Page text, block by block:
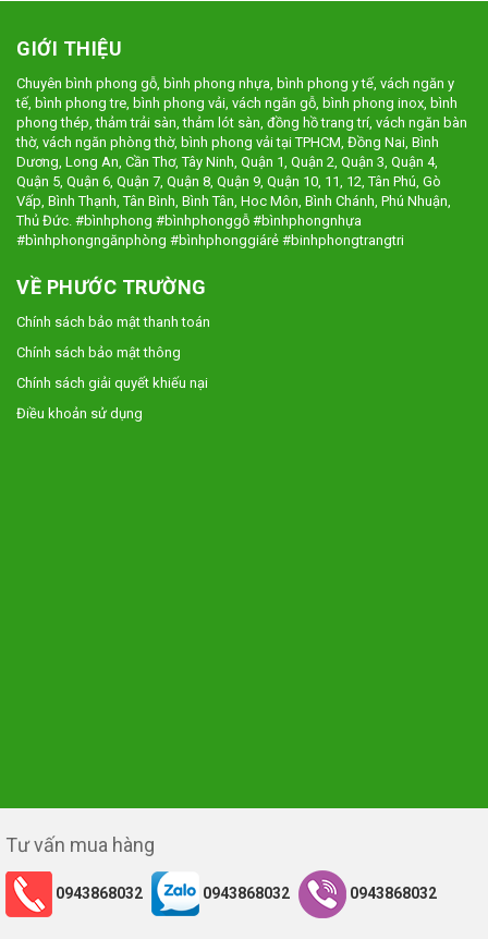
GIỚI THIỆU
Chuyên bình phong gỗ, bình phong nhựa, bình phong y tế, vách ngăn y
tế, bình phong tre, bình phong vải, vách ngăn gỗ, bình phong inox, bình
phong thép, thảm trải sàn, thảm lót sàn, đồng hồ trang trí, vách ngăn bàn
thờ, vách ngăn phòng thờ, bình phong vải tại TPHCM, Đồng Nai, Bình
Dương, Long An, Cần Thơ, Tây Ninh, Quận 1, Quận 2, Quận 3, Quận 4,
Quận 5, Quận 6, Quận 7, Quận 8, Quận 9, Quận 10, 11, 12, Tân Phú, Gò
Vấp, Bình Thạnh, Tân Bình, Bình Tân, Hoc Môn, Bình Chánh, Phú Nhuận,
Thủ Đức. #bìnhphong #bìnhphonggỗ #bìnhphongnhựa
#bìnhphongngănphòng #bìnhphonggiárẻ #binhphongtrangtri
VỀ PHƯỚC TRƯỜNG
Chính sách bảo mật thanh toán
Chính sách bảo mật thông
Chính sách giải quyết khiếu nại
Điều khoản sử dụng
Tư vấn mua hàng
0943868032 0943868032 0943868032